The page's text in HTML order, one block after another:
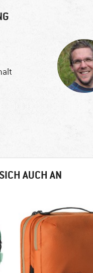
AUCH AN